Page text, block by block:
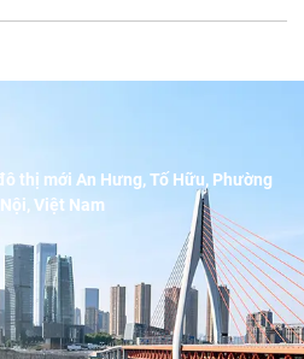
thị mới An Hưng, Tố Hữu, Phường
Việt Nam